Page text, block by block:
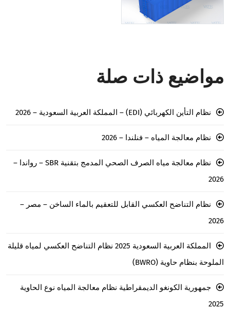
مواضيع ذات صلة
نظام التأين الكهربائي (EDI) – المملكة العربية السعودية – 2026
نظام معالجة المياه – فنلندا – 2026
نظام معالجة مياه الصرف الصحي المدمج بتقنية SBR – رواندا –
2026
نظام التناضح العكسي القابل للتعقيم بالماء الساخن – مصر –
2026
المملكة العربية السعودية 2025 نظام التناضح العكسي لمياه قليلة
الملوحة بنظام حاوية (BWRO)
جمهورية الكونغو الديمقراطية نظام معالجة المياه نوع الحاوية
2025